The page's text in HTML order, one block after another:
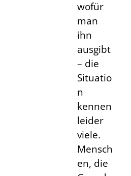
wofür
man
ihn
ausgibt
– die
Situatio
n
kennen
leider
viele.
Mensch
en, die